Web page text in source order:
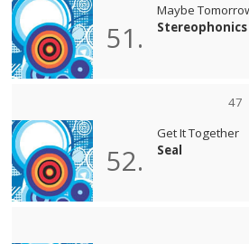
51.
Maybe
Stereophonics
47
52.
Get It Together
Seal